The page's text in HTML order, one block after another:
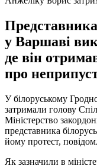
Представника
у Варшаві
де він
про
У білоруському
затримали голову
Міністерство
представника
йому протест,
Як зазначили в